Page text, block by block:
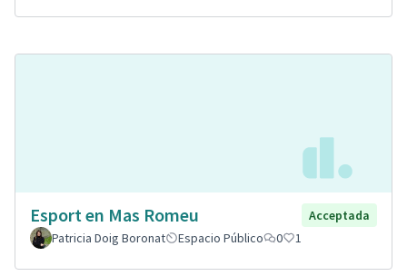
Esport en Mas Romeu
Acceptada
Patricia Doig Boronat
Espacio Público 0 1